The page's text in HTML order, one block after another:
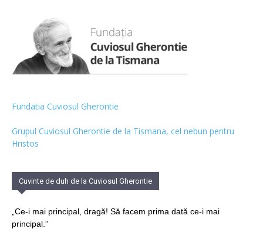
Fundatia Cuviosul Gherontie
Grupul Cuviosul Gherontie de la Tismana, cel nebun pentru
Hristos
Cuvinte de duh de la Cuviosul Gherontie
„Ce-i mai principal, dragă! Să facem prima dată ce-i mai
principal.”